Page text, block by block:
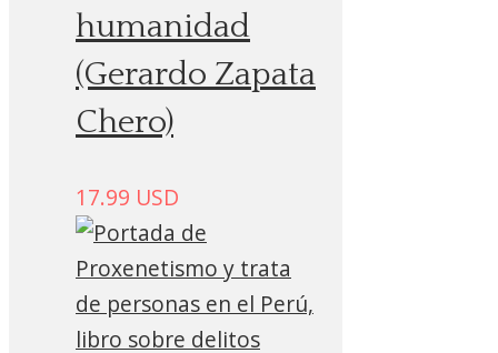
humanidad
(Gerardo Zapata
Chero)
17.99 USD